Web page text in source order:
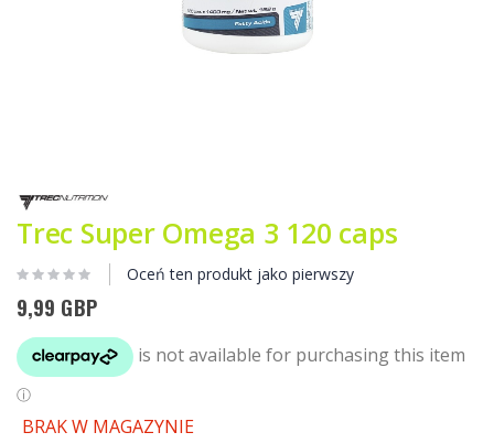
na
początek
galerii
Trec Super Omega 3 120 caps
Oceń ten produkt jako pierwszy
9,99 GBP
BRAK W MAGAZYNIE